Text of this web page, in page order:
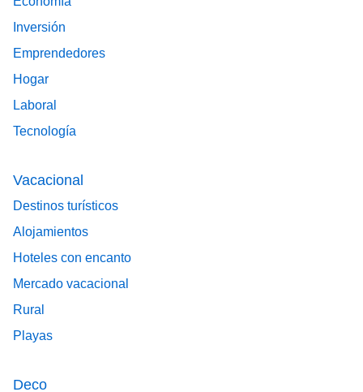
Inversión
Emprendedores
Hogar
Laboral
Tecnología
Vacacional
Destinos turísticos
Alojamientos
Hoteles con encanto
Mercado vacacional
Rural
Playas
Deco